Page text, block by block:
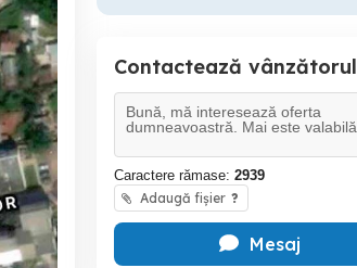
Contactează vânzătorul
Caractere rămase: 2939
Adaugă fișier ?
Mesaj